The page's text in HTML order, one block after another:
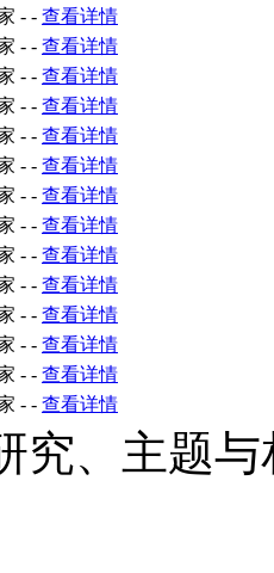
- - 查看详情
- - 查看详情
- - 查看详情
- - 查看详情
- - 查看详情
- - 查看详情
- - 查看详情
- - 查看详情
- - 查看详情
- - 查看详情
- - 查看详情
- - 查看详情
- - 查看详情
- - 查看详情
究、主题